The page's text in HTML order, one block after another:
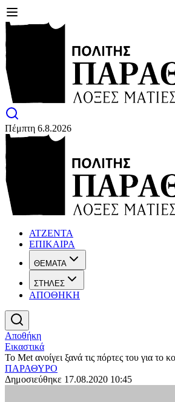
Πέμπτη 6.8.2026
ΑΤΖΕΝΤΑ
ΕΠΙΚΑΙΡΑ
ΘΕΜΑΤΑ
ΣΤΗΛΕΣ
ΑΠΟΘΗΚΗ
Αποθήκη
Εικαστικά
Το Met ανοίγει ξανά τις πόρτες του για το
ΠΑΡΑΘΥΡΟ
Δημοσιεύθηκε 17.08.2020 10:45